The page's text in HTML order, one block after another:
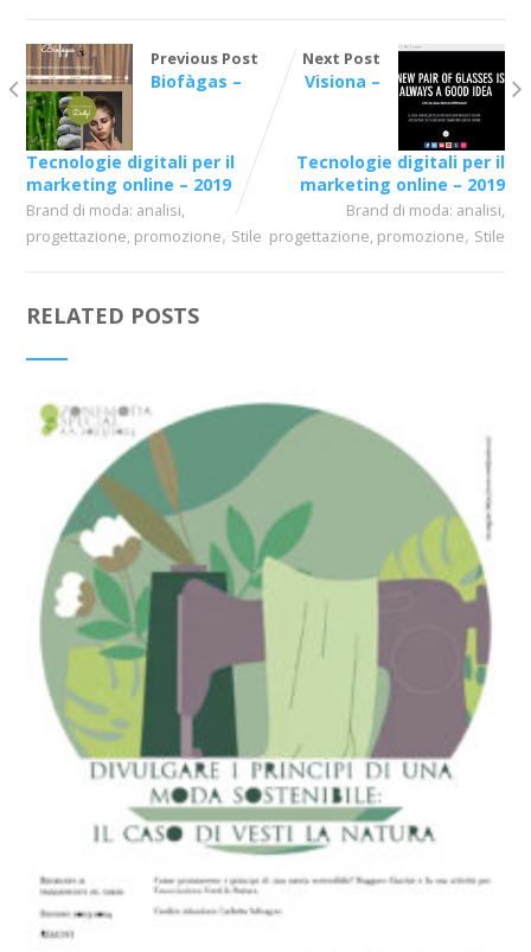
Previous Post
Biofàgas –
Tecnologie digitali per il
marketing online – 2019
Brand di moda: analisi,
progettazione, promozione, Stile
Next Post
Visiona –
Tecnologie digitali per il
marketing online – 2019
Brand di moda: analisi,
progettazione, promozione, Stile
RELATED POSTS